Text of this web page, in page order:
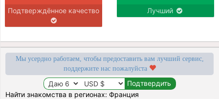
Подтверждённое качество Лучший
Мы усердно работаем, чтобы предоставить вам лучший сервис,
поддержите нас пожалуйста
Найти знакомства в регионах: Франция